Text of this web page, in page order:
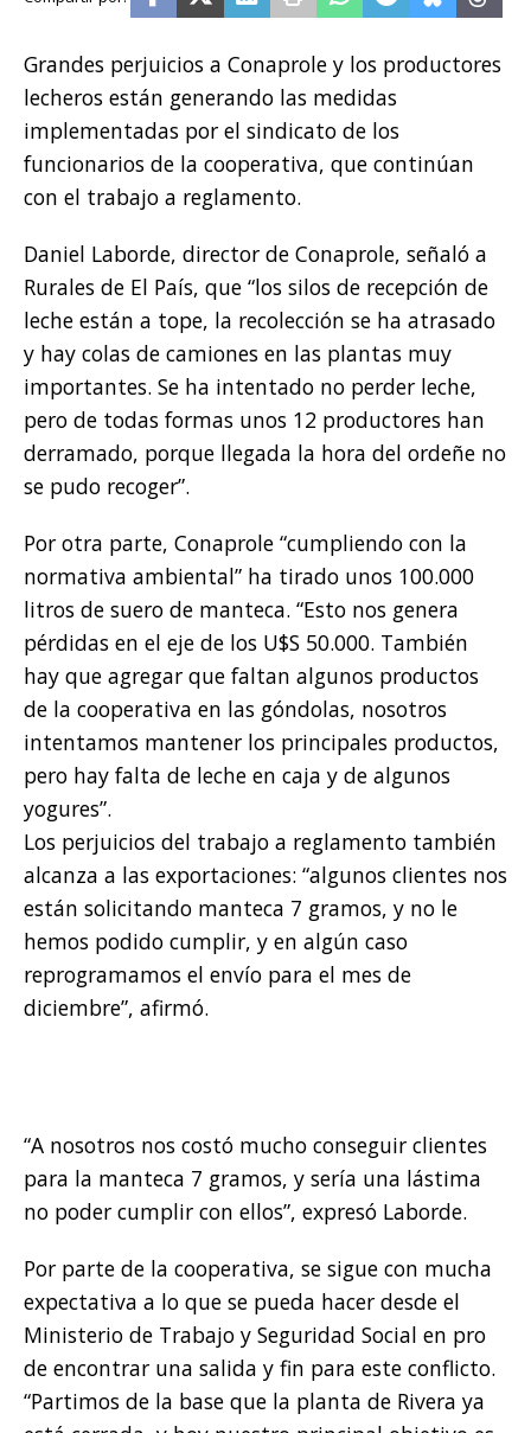
Grandes perjuicios a Conaprole y los productores
lecheros están generando las medidas
implementadas por el sindicato de los
funcionarios de la cooperativa, que continúan
con el trabajo a reglamento.
Daniel Laborde, director de Conaprole, señaló a
Rurales de El País, que “los silos de recepción de
leche están a tope, la recolección se ha atrasado
y hay colas de camiones en las plantas muy
importantes. Se ha intentado no perder leche,
pero de todas formas unos 12 productores han
derramado, porque llegada la hora del ordeñe no
se pudo recoger”.
Por otra parte, Conaprole “cumpliendo con la
normativa ambiental” ha tirado unos 100.000
litros de suero de manteca. “Esto nos genera
pérdidas en el eje de los U$S 50.000. También
hay que agregar que faltan algunos productos
de la cooperativa en las góndolas, nosotros
intentamos mantener los principales productos,
pero hay falta de leche en caja y de algunos
yogures”.
Los perjuicios del trabajo a reglamento también
alcanza a las exportaciones: “algunos clientes nos
están solicitando manteca 7 gramos, y no le
hemos podido cumplir, y en algún caso
reprogramamos el envío para el mes de
diciembre”, afirmó.
“A nosotros nos costó mucho conseguir clientes
para la manteca 7 gramos, y sería una lástima
no poder cumplir con ellos”, expresó Laborde.
Por parte de la cooperativa, se sigue con mucha
expectativa a lo que se pueda hacer desde el
Ministerio de Trabajo y Seguridad Social en pro
de encontrar una salida y fin para este conflicto.
“Partimos de la base que la planta de Rivera ya